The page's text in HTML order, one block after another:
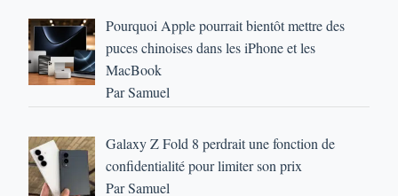
Pourquoi Apple pourrait bientôt mettre des
puces chinoises dans les iPhone et les
MacBook
Par Samuel
Galaxy Z Fold 8 perdrait une fonction de
confidentialité pour limiter son prix
Par Samuel